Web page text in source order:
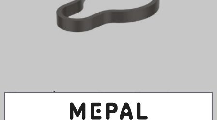
Trageriemen Sportflaschen -
Graphite black